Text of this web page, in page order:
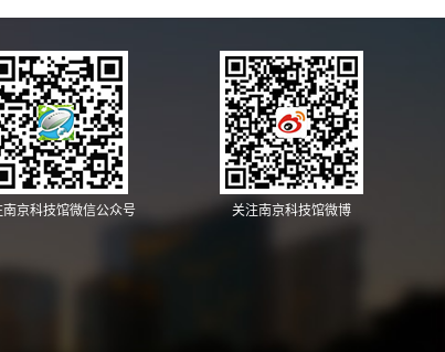
南京科技馆微信公众号 关注南京科技馆微博